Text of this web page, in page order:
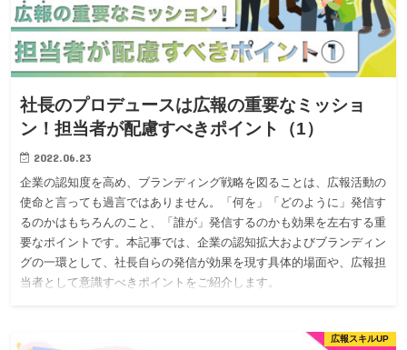
社長のプロデュースは広報の重要なミッショ
ン！担当者が配慮すべきポイント（1）
2022.06.23
企業の認知度を高め、ブランディング戦略を図ることは、広報活動の
使命と言っても過言ではありません。「何を」「どのように」発信す
るのかはもちろんのこと、「誰が」発信するのかも効果を左右する重
要なポイントです。本記事では、企業の認知拡大およびブランディン
グの一環として、社長自らの発信が効果を現す具体的場面や、広報担
当者として意識すべきポイントをご紹介します。
広報スキルUP